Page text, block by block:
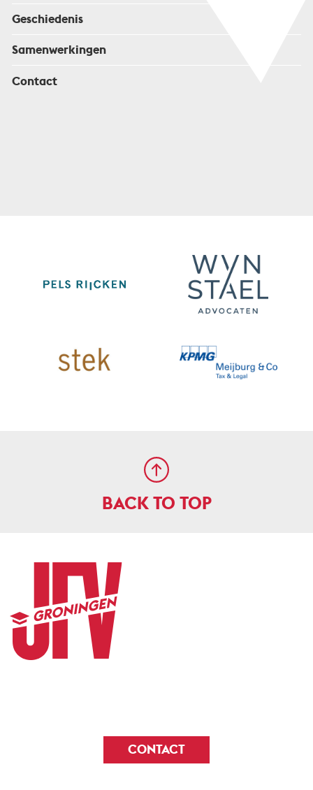
Geschiedenis
Samenwerkingen
Contact
BACK TO TOP
CONTACT